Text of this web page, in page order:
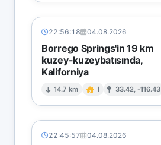
22:56:18 04.08.2026
Borrego Springs'in 19 km
kuzey-kuzeybatısında,
Kaliforniya
14.7 km I 33.42, -116.43
22:45:57 04.08.2026